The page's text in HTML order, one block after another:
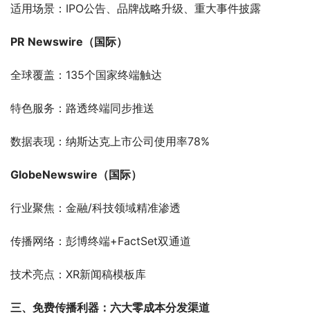
适用场景：IPO公告、品牌战略升级、重大事件披露
PR Newswire（国际）
全球覆盖：135个国家终端触达
特色服务：路透终端同步推送
数据表现：纳斯达克上市公司使用率78%
GlobeNewswire（国际）
行业聚焦：金融/科技领域精准渗透
传播网络：彭博终端+FactSet双通道
技术亮点：XR新闻稿模板库
三、免费传播利器：六大零成本分发渠道